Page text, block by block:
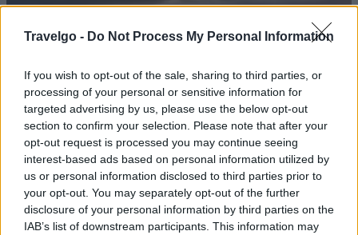
Travelgo - Do Not Process My Personal Information
If you wish to opt-out of the sale, sharing to third parties, or
processing of your personal or sensitive information for
targeted advertising by us, please use the below opt-out
section to confirm your selection. Please note that after your
opt-out request is processed you may continue seeing
interest-based ads based on personal information utilized by
us or personal information disclosed to third parties prior to
your opt-out. You may separately opt-out of the further
disclosure of your personal information by third parties on the
IAB’s list of downstream participants. This information may
H δεύτερη μεγαλύτερη πόλη της Λιθουανίας, ως Πολιτιστική
Πρωτεύουσα της Ευρώπης για το 2022, έχει ετοιμάσει μια